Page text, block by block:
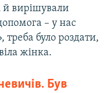
й вирішували
– у нас
було роздати,
жінка.
Був